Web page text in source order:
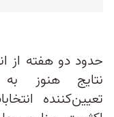
حدود دو هفته از
نتایج هنوز